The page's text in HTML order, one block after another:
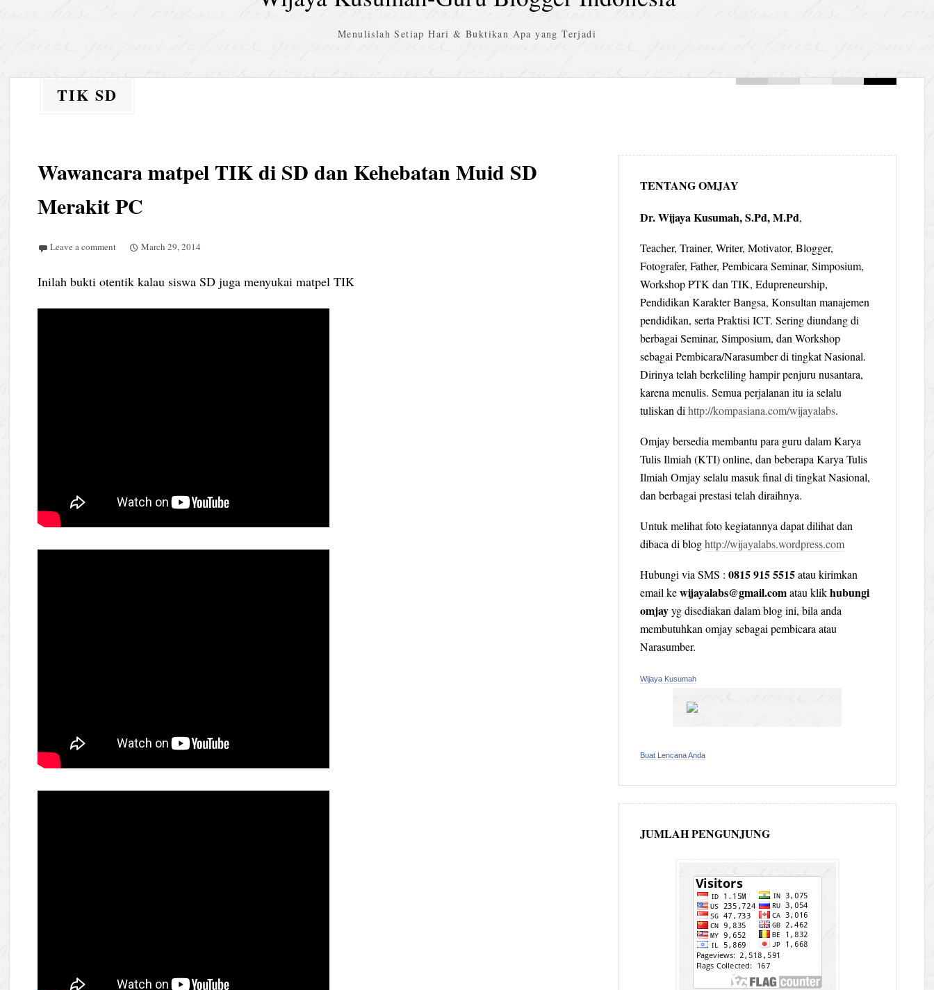
Menulislah Setiap Hari & Buktikan Apa yang Terjadi
TIK SD
Wawancara matpel TIK di SD dan Kehebatan Muid SD
Merakit PC
Leave a comment March 29, 2014
Inilah bukti otentik kalau siswa SD juga menyukai matpel TIK
TENTANG OMJAY
Dr. Wijaya Kusumah, S.Pd, M.Pd,
Teacher, Trainer, Writer, Motivator, Blogger,
Fotografer, Father, Pembicara Seminar, Simposium,
Workshop PTK dan TIK, Edupreneurship,
Pendidikan Karakter Bangsa, Konsultan manajemen
pendidikan, serta Praktisi ICT. Sering diundang di
berbagai Seminar, Simposium, dan Workshop
sebagai Pembicara/Narasumber di tingkat Nasional.
Dirinya telah berkeliling hampir penjuru nusantara,
karena menulis. Semua perjalanan itu ia selalu
tuliskan di http://kompasiana.com/wijayalabs.
Omjay bersedia membantu para guru dalam Karya
Tulis Ilmiah (KTI) online, dan beberapa Karya Tulis
Ilmiah Omjay selalu masuk final di tingkat Nasional,
dan berbagai prestasi telah diraihnya.
Untuk melihat foto kegiatannya dapat dilihat dan
dibaca di bloghttp://wijayalabs.wordpress.com
Hubungi via SMS : 0815 915 5515atau kirimkan
email kewijayalabs@gmail.comatau klikhubungi
omjayyg disediakan dalam blog ini, bila anda
membutuhkan omjay sebagai pembicara atau
Narasumber.
Wijaya Kusumah
Buat Lencana Anda
JUMLAH PENGUNJUNG